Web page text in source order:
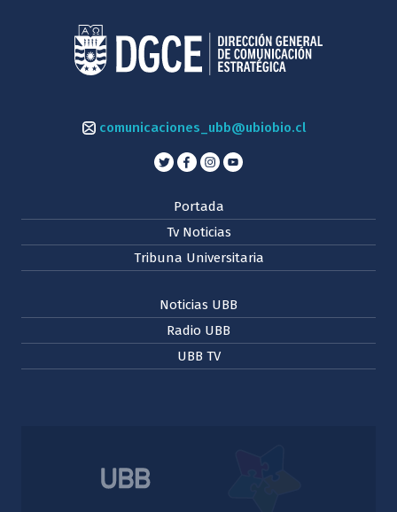
comunicaciones_ubb@ubiobio.cl
Portada
Tv Noticias
Tribuna Universitaria
Noticias UBB
Radio UBB
UBB TV